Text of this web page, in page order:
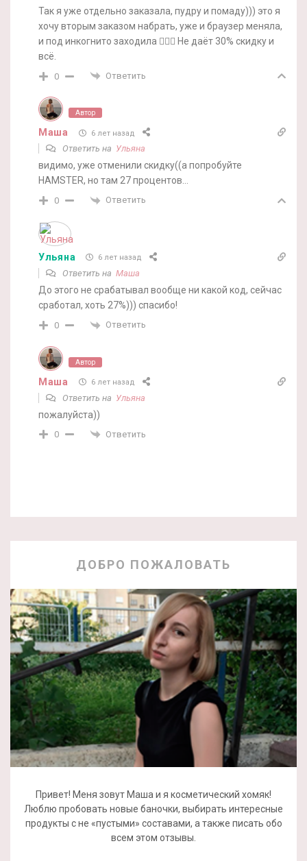
Так я уже отдельно заказала, пудру и помаду))) это я
хочу вторым заказом набрать, уже и браузер меняла,
и под инкогнито заходила 🤦🏻‍♀️ Не даёт 30% скидку и
всё.
0 Ответить
Автор
Маша 6 лет назад
Ответить на Ульяна
видимо, уже отменили скидку((а попробуйте
HAMSTER, но там 27 процентов…
0 Ответить
Ульяна 6 лет назад
Ответить на Маша
До этого не срабатывал вообще ни какой код, сейчас
сработал, хоть 27%))) спасибо!
0 Ответить
Автор
Маша 6 лет назад
Ответить на Ульяна
пожалуйста))
0 Ответить
ДОБРО ПОЖАЛОВАТЬ
Привет! Меня зовут Маша и я косметический хомяк!
Люблю пробовать новые баночки, выбирать интересные
продукты с не «пустыми» составами, а также писать обо
всем этом отзывы.